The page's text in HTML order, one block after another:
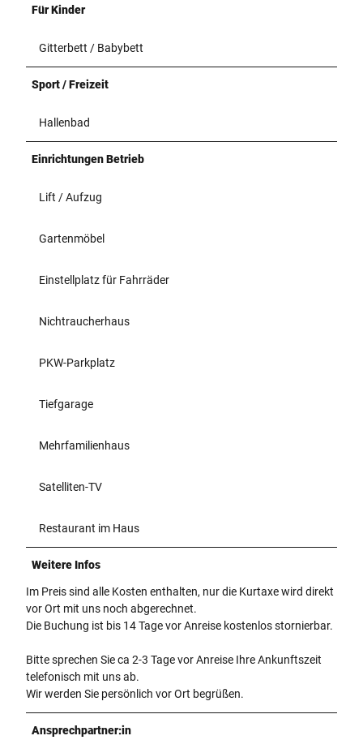
Für Kinder
Gitterbett / Babybett
Sport / Freizeit
Hallenbad
Einrichtungen Betrieb
Lift / Aufzug
Gartenmöbel
Einstellplatz für Fahrräder
Nichtraucherhaus
PKW-Parkplatz
Tiefgarage
Mehrfamilienhaus
Satelliten-TV
Restaurant im Haus
Weitere Infos
Im Preis sind alle Kosten enthalten, nur die Kurtaxe wird direkt
vor Ort mit uns noch abgerechnet.
Die Buchung ist bis 14 Tage vor Anreise kostenlos stornierbar.
Bitte sprechen Sie ca 2-3 Tage vor Anreise Ihre Ankunftszeit
telefonisch mit uns ab.
Wir werden Sie persönlich vor Ort begrüßen.
Ansprechpartner:in